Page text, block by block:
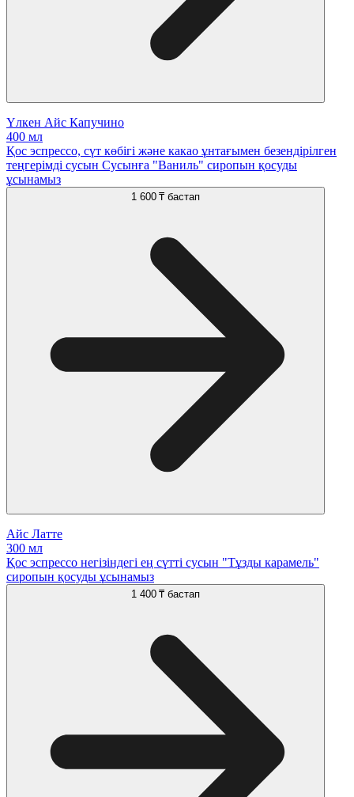
Үлкен Айс Капучино
400 мл
Қос эспрессо, сүт көбігі және какао ұнтағымен безендірілген
теңгерімді сусын Сусынға "Ваниль" сиропын қосуды
ұсынамыз
1 600 ₸ бастап
Айс Латте
300 мл
Қос эспрессо негізіндегі ең сүтті сусын "Тұзды карамель"
сиропын қосуды ұсынамыз
1 400 ₸ бастап